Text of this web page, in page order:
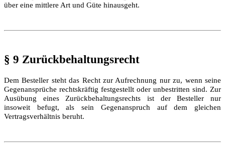
über eine mittlere Art und Güte hinausgeht.
§ 9 Zurückbehaltungsrecht
Dem Besteller steht das Recht zur Aufrechnung nur zu, wenn seine
Gegenansprüche rechtskräftig festgestellt oder unbestritten sind. Zur
Ausübung eines Zurückbehaltungsrechts ist der Besteller nur
insoweit befugt, als sein Gegenanspruch auf dem gleichen
Vertragsverhältnis beruht.